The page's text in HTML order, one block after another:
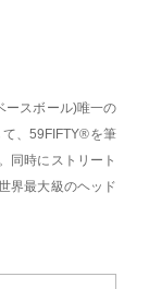
ースボール)唯一の
、59FIFTY®を筆
同時にストリート
界最大級のヘッド